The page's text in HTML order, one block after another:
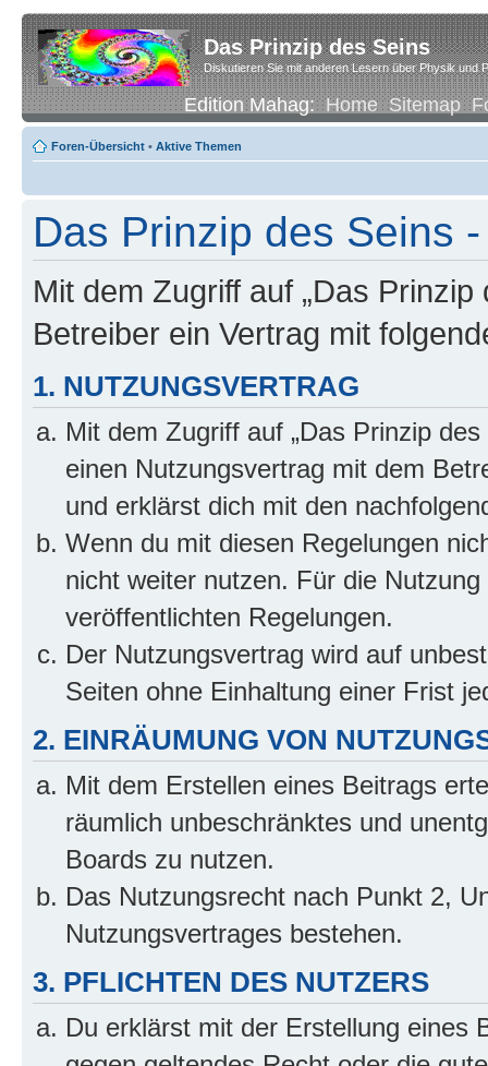
Das Prinzip des Seins
Diskutieren Sie mit anderen Lesern über Physik und
Edition Mahag:Home Sitemap
Foren-Übersicht • Aktive Themen
Das Prinzip des Seins
Mit dem Zugriff auf „Das
Betreiber ein Vertrag mit
1. NUTZUNGSVERTRAG
Mit dem Zugriff auf „Das Prinzip
einen Nutzungsvertrag mit dem
und erklärst dich mit den
Wenn du mit diesen Regelungen
nicht weiter nutzen. Für die
veröffentlichten Regelungen.
Der Nutzungsvertrag wird auf
Seiten ohne Einhaltung einer Frist
2. EINRÄUMUNG VON
Mit dem Erstellen eines Beitrags
räumlich unbeschränktes und
Boards zu nutzen.
Das Nutzungsrecht nach Punkt 2,
Nutzungsvertrages bestehen.
3. PFLICHTEN DES NUTZERS
Du erklärst mit der Erstellung eines